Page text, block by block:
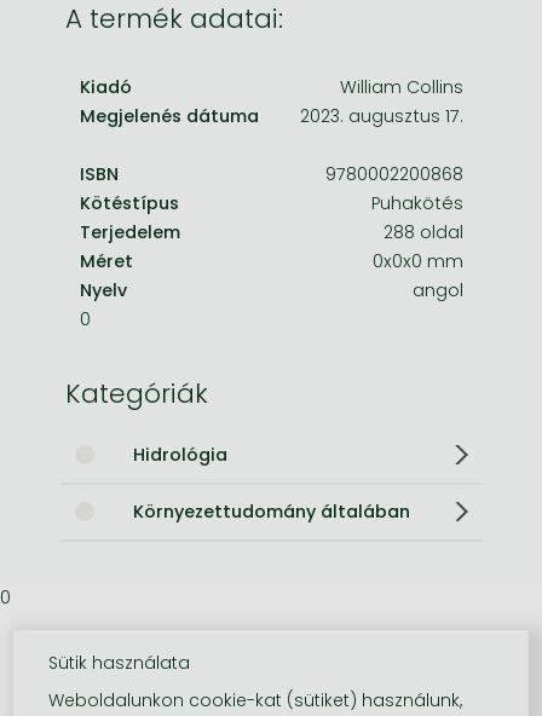
A termék adatai:
Kiadó
William Collins
Megjelenés dátuma
2023. augusztus 17.
ISBN
9780002200868
Kötéstípus
Puhakötés
Terjedelem
288 oldal
Méret
0x0x0 mm
Nyelv
angol
0
Kategóriák
Hidrológia
Környezettudomány általában
0
Sütik használata
Weboldalunkon cookie-kat (sütiket) használunk,